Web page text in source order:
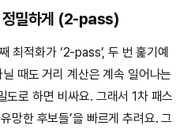
정밀하게 (2-pass)
적화가 ‘2-pass’, 두 번 훑기예
때도 거리 계산은 계속 일어나는
로 하면 비싸요. 그래서 1차 패스
망한 후보들’을 빠르게 추려요. 그